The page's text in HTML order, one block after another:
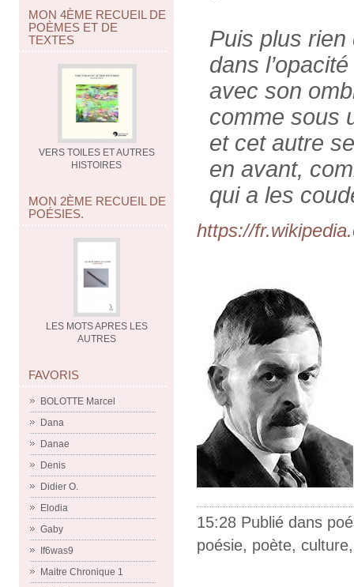
MON 4ÈME RECUEIL DE
POÈMES ET DE
TEXTES
VERS TOILES ET AUTRES
HISTOIRES
MON 2ÈME RECUEIL DE
POÉSIES.
LES MOTS APRES LES
AUTRES
FAVORIS
BOLOTTE Marcel
Dana
Danae
Denis
Didier O.
Elodia
Gaby
If6was9
Maitre Chronique 1
Puis plus rien
dans
avec son
comme sous
et cet autre
en avant,
qui a les
https://
15:28 Publié dans
poésie, poète, culture